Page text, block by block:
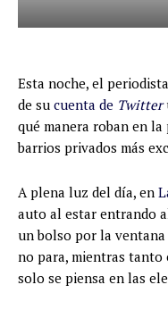
Esta noche, el periodista
de su cuenta de Twitter
qué manera roban en
barrios privados más
A plena luz del día, en
auto al estar entrando
un bolso por la
no para, mientras tanto
solo se piensa en las